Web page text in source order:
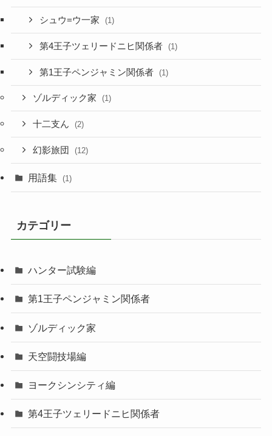
シュウ=ウ一家 (1)
第4王子ツェリードニヒ関係者 (1)
第1王子ペンジャミン関係者 (1)
ゾルディック家 (1)
十二支ん (2)
幻影旅団 (12)
用語集 (1)
カテゴリー
ハンター試験編
第1王子ペンジャミン関係者
ゾルディック家
天空闘技場編
ヨークシンシティ編
第4王子ツェリードニヒ関係者